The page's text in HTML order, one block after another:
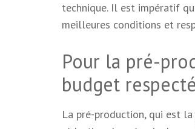
technique. Il est impératif
meilleures conditions et
Pour la pré-
budget
La pré-production, qui est